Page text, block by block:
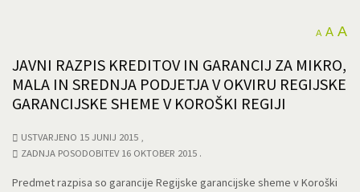
A A A
JAVNI RAZPIS KREDITOV IN GARANCIJ ZA MIKRO,
MALA IN SREDNJA PODJETJA V OKVIRU REGIJSKE
GARANCIJSKE SHEME V KOROŠKI REGIJI
USTVARJENO 15 JUNIJ 2015
ZADNJA POSODOBITEV 16 OKTOBER 2015
Predmet razpisa so garancije Regijske garancijske sheme v Koroški